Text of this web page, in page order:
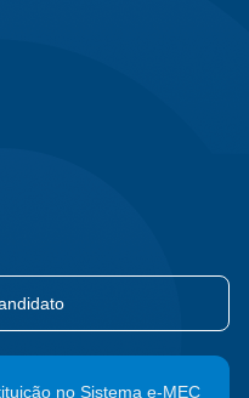
no Sistema e-MEC